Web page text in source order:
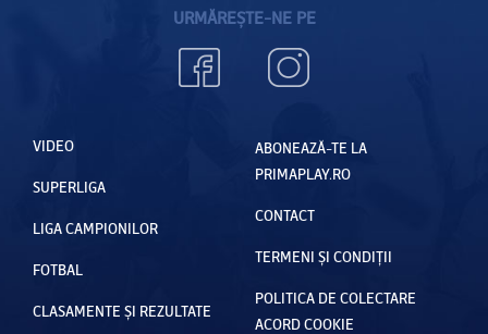
URMĂREȘTE-NE PE
VIDEO
SUPERLIGA
LIGA CAMPIONILOR
FOTBAL
CLASAMENTE ȘI REZULTATE
ABONEAZĂ-TE LA
PRIMAPLAY.RO
CONTACT
TERMENI ȘI CONDIȚII
POLITICA DE COLECTARE
ACORD COOKIE